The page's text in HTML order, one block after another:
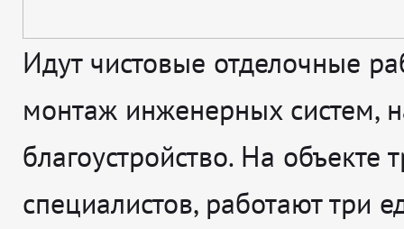
Идут чистовые отделочные
монтаж инженерных систем,
благоустройство. На объекте
специалистов, работают три